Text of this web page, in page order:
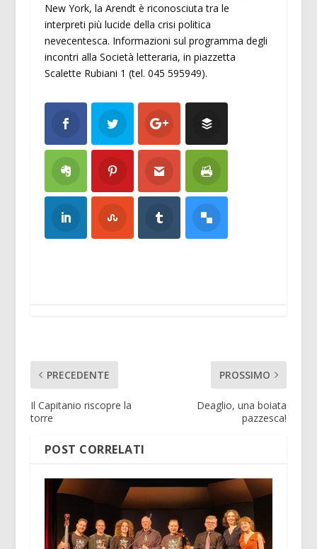
New York, la Arendt è riconosciuta tra le
interpreti più lucide della crisi politica
nevecentesca. Informazioni sul programma degli
incontri alla Società letteraria, in piazzetta
Scalette Rubiani 1 (tel. 045 595949).
PRECEDENTE
Il Capitanio riscopre la
torre
PROSSIMO
Deaglio, una boiata
pazzesca!
POST CORRELATI